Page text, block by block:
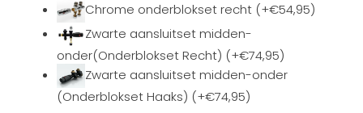
Chrome onderblokset recht (+€54,95)
Zwarte aansluitset midden-
onder(Onderblokset Recht) (+€74,95)
Zwarte aansluitset midden-onder
(Onderblokset Haaks) (+€74,95)